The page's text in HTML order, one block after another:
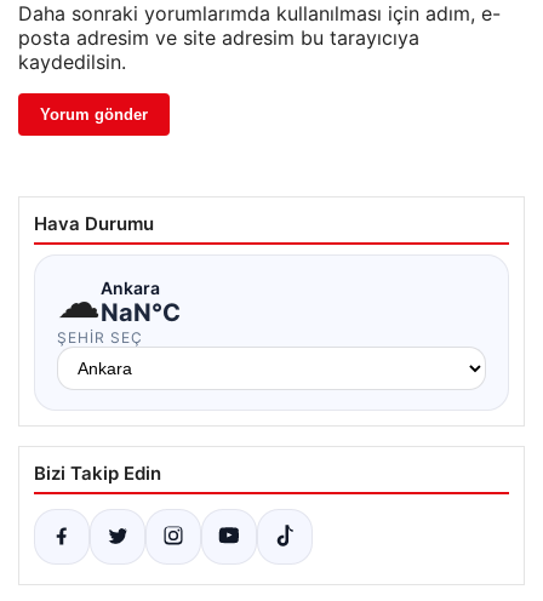
Daha sonraki yorumlarımda kullanılması için adım, e-
posta adresim ve site adresim bu tarayıcıya
kaydedilsin.
Hava Durumu
☁Ankara
NaN°C
ŞEHIR SEÇ
Bizi Takip Edin